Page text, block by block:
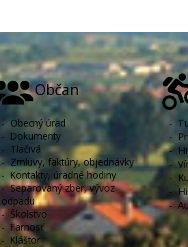
Občan
-Obecný úrad
- Dokumenty
- Tlačivá
- Zmluvy, faktúry, objednávky
- Kontakty, úradné hodiny
-Separovaný zber, vývoz
odpadu
- Školstvo
- Farnosť
- Kláštor
-
-
-
-
-
-
-